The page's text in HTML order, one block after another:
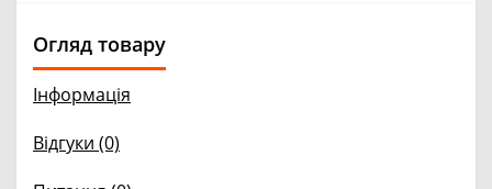
Огляд товару
Інформація
Відгуки (0)